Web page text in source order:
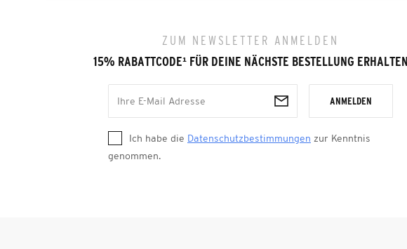
ZUM NEWSLETTER ANMELDEN
15% RABATTCODE¹FÜR DEINE NÄCHSTE BESTELLUNG ERHALTEN
ANMELDEN
Ich habe die Datenschutzbestimmungen zur Kenntnis
genommen.